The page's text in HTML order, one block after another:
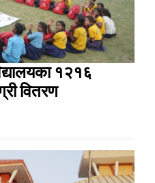
१२१६
वितरण